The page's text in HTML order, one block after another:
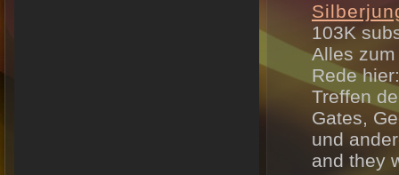
103K
Alles
Rede
Treffen
Gates,
und
and they